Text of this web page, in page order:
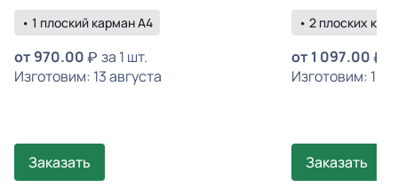
• 1 плоский карман А4
от 970.00
за 1 шт.
Изготовим: 13 августа
Заказать
• 2 плоских
от 1 097.00
Изготовим: 10
Заказать